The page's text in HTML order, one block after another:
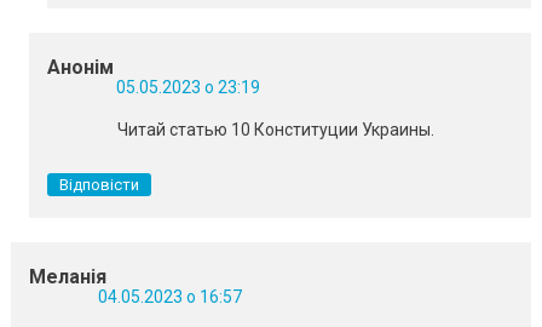
Анонім
05.05.2023 о 23:19
Читай статью 10 Конституции Украины.
Відповісти
Меланія
04.05.2023 о 16:57